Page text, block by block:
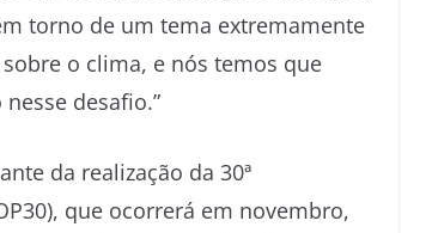
torno de um tema extremamente
o clima, e nós temos que
desafio.”
da realização da 30ª
que ocorrerá em novembro,